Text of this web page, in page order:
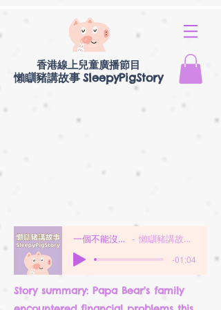
香港線上兒童廣播節目
懶瞓豬講故事 SleepyPigStory
一個不能沒有禮物的日子 懶瞓豬講故事SleepPigStory
-01:04
Story summary: Papa Bear's family